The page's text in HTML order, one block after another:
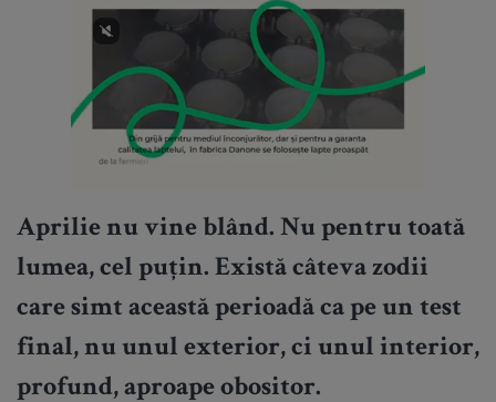
Aprilie nu vine blând. Nu pentru toată
lumea, cel puțin. Există câteva zodii
care simt această perioadă ca pe un test
final, nu unul exterior, ci unul interior,
profund, aproape obositor.